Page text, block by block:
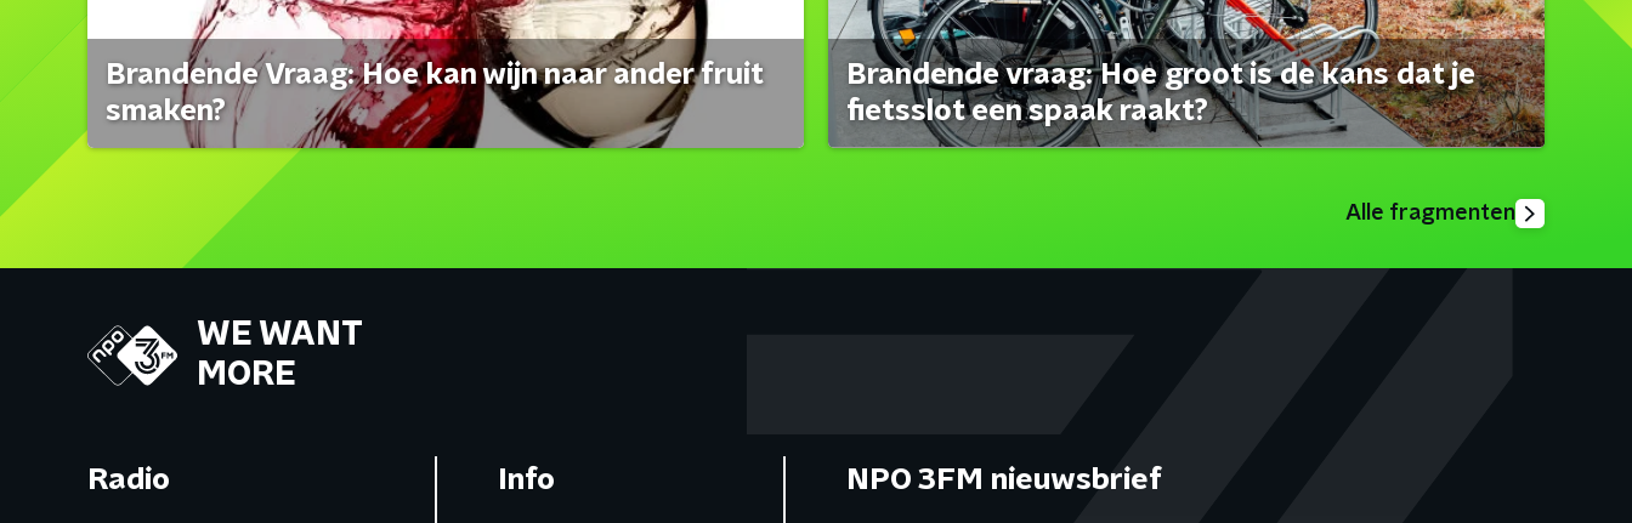
Brandende Vraag: Hoe kan wijn naar ander fruit
smaken?
Brandende vraag: Hoe groot is de kans dat je
fietsslot een spaak raakt?
Alle fragmenten
WE WANT
MORE
Radio Info NPO 3FM nieuwsbrief